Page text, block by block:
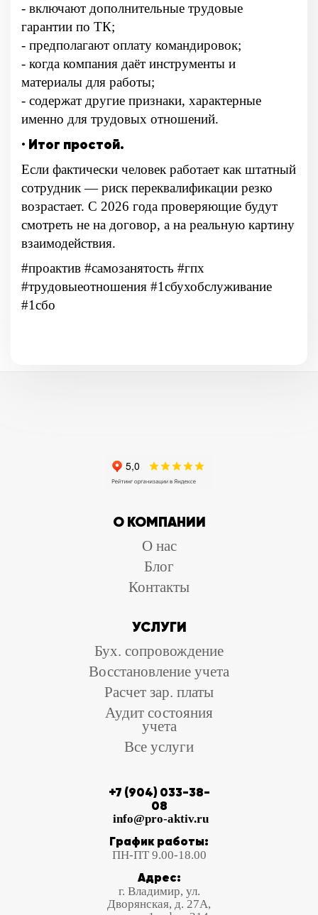
- включают дополнительные трудовые
гарантии по ТК;
- предполагают оплату командировок;
- когда компания даёт инструменты и
материалы для работы;
- содержат другие признаки, характерные
именно для трудовых отношений.
· Итог простой.
Если фактически человек работает как штатный
сотрудник — риск переквалификации резко
возрастает. С 2026 года проверяющие будут
смотреть не на договор, а на реальную картину
взаимодействия.
#проактив #самозанятость #гпх
#трудовыеотношения #1сбухобслуживание
#1сбо
О КОМПАНИИ
О нас
Блог
Контакты
УСЛУГИ
Бух. сопровождение
Восстановление учета
Расчет зар. платы
Аудит состояния
учета
Все услуги
+7 (904) 033-38-
08
info@pro-aktiv.ru
График работы:
ПН-ПТ 9.00-18.00
Адрес:
г. Владимир, ул.
Дворянская, д. 27А,